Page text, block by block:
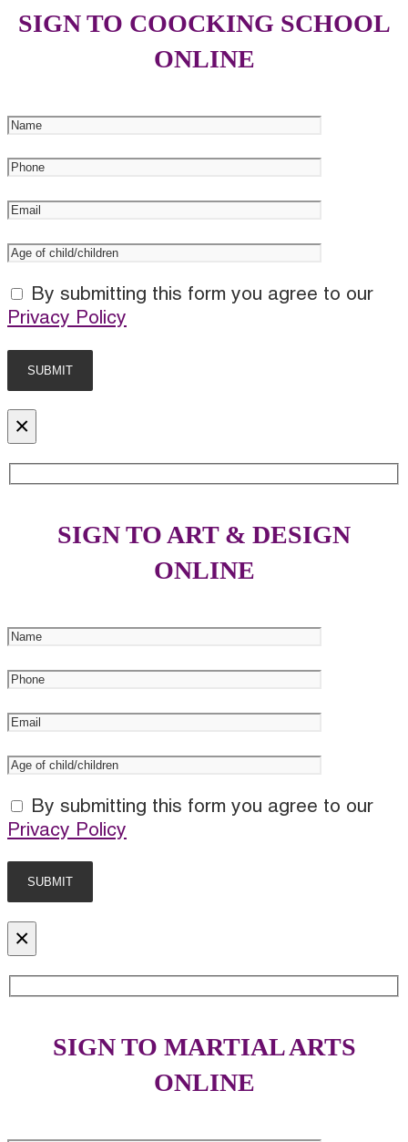
SIGN TO COOCKING SCHOOL
ONLINE
By submitting this form you agree to our
Privacy Policy
×
SIGN TO ART & DESIGN
ONLINE
By submitting this form you agree to our
Privacy Policy
×
SIGN TO MARTIAL ARTS
ONLINE